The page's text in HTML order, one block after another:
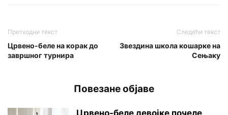
Претходни текст
Црвено-беле на корак до
завршног турнира
Следећи текст
Звездина школа кошарке на
Сењаку
Повезане објаве